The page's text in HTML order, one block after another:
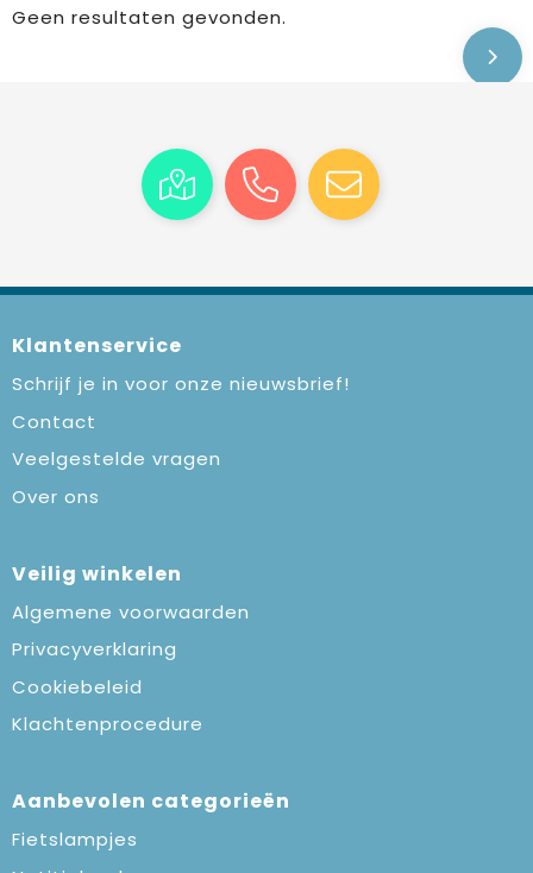
Geen resultaten gevonden.
Klantenservice
Schrijf je in voor onze nieuwsbrief!
Contact
Veelgestelde vragen
Over ons
Veilig winkelen
Algemene voorwaarden
Privacyverklaring
Cookiebeleid
Klachtenprocedure
Aanbevolen categorieën
Fietslampjes